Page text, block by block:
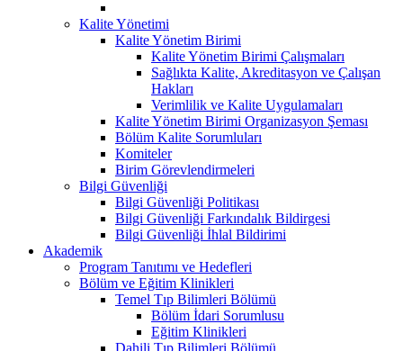
Kalite Yönetimi
Kalite Yönetim Birimi
Kalite Yönetim Birimi Çalışmaları
Sağlıkta Kalite, Akreditasyon ve Çalışan
Hakları
Verimlilik ve Kalite Uygulamaları
Kalite Yönetim Birimi Organizasyon Şeması
Bölüm Kalite Sorumluları
Komiteler
Birim Görevlendirmeleri
Bilgi Güvenliği
Bilgi Güvenliği Politikası
Bilgi Güvenliği Farkındalık Bildirgesi
Bilgi Güvenliği İhlal Bildirimi
Akademik
Program Tanıtımı ve Hedefleri
Bölüm ve Eğitim Klinikleri
Temel Tıp Bilimleri Bölümü
Bölüm İdari Sorumlusu
Eğitim Klinikleri
Dahili Tıp Bilimleri Bölümü